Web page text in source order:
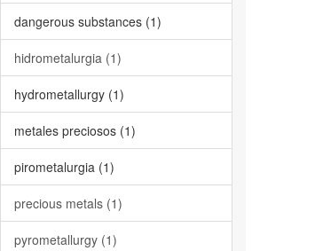
dangerous substances (1)
hidrometalurgia (1)
hydrometallurgy (1)
metales preciosos (1)
pirometalurgia (1)
precious metals (1)
pyrometallurgy (1)